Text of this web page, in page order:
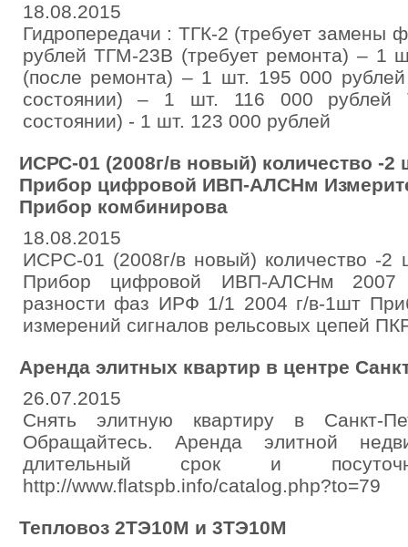
18.08.2015
Гидропередачи : ТГК-2 (требует замены
рублей ТГМ-23В (требует ремонта) – 1
(после ремонта) – 1 шт. 195 000
состоянии) – 1 шт. 116 000 рублей
состоянии) - 1 шт. 123 000 рублей
ИСРС-01 (2008г/в новый) количество -2
Прибор цифровой ИВП-АЛСНм
Прибор комбинирова
18.08.2015
ИСРС-01 (2008г/в новый) количество -
Прибор цифровой ИВП-АЛСНм 2007
разности фаз ИРФ 1/1 2004 г/в-1шт
измерений сигналов рельсовых цепей
Аренда элитных квартир в центре
26.07.2015
Снять элитную квартиру в Санкт-
Обращайтесь. Аренда элитной
длительный срок и
http://www.flatspb.info/catalog.php?to=79
Тепловоз 2ТЭ10М и 3ТЭ10М